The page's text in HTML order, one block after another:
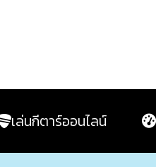
เล่นกีตาร์ออนไลน์